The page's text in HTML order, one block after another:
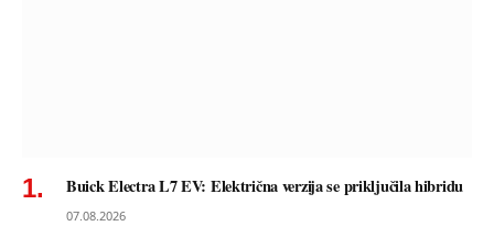
Buick Electra L7 EV: Električna verzija se priključila hibridu
07.08.2026